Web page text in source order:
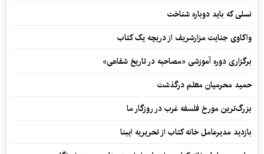
نسلی که باید دوباره شناخت
واکاوی جنایت مزارشریف از دریچه یک کتاب
برگزاری دوره آموزشی «مصاحبه در تاریخ شفاهی»
حمید محرمیان معلم درگذشت
بزرگ‌ترین مورخ فلسفه غرب در روزگار ما
بازدید مدیرعامل خانه کتاب از تحریریه ایبنا